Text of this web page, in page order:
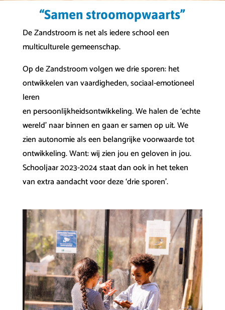
“Samen stroomopwaarts”
De Zandstroom is net als iedere school een
multiculturele gemeenschap.
Op de Zandstroom volgen we drie sporen: het
ontwikkelen van vaardigheden, sociaal-emotioneel
leren
en persoonlijkheidsontwikkeling. We halen de ‘echte
wereld’ naar binnen en gaan er samen op uit. We
zien autonomie als een belangrijke voorwaarde tot
ontwikkeling. Want: wij zien jou en geloven in jou.
Schooljaar 2023-2024 staat dan ook in het teken
van extra aandacht voor deze ‘drie sporen’.